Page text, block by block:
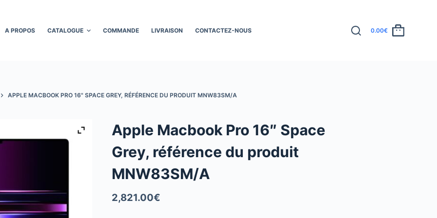
A PROPOS CATALOGUE COMMANDE LIVRAISON CONTACTEZ-NOUS 0.00€
APPLE MACBOOK PRO 16" SPACE GREY, RÉFÉRENCE DU PRODUIT MNW83SM/A
Apple Macbook Pro 16″ Space
Grey, référence du produit
MNW83SM/A
2,821.00€